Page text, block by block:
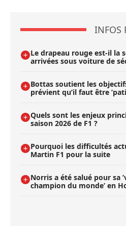
INFOS
Le drapeau rouge est-il la
arrivées sous voiture de
Bottas soutient les
prévient qu’il faut être
Quels sont les enjeux
saison 2026 de F1 ?
Pourquoi les difficultés
Martin F1 pour la suite
Norris a été salué pour sa
champion du monde’ en